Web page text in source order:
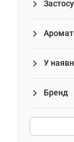
У
Бренд